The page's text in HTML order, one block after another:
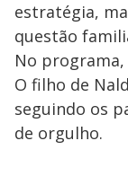
estratégia,
questão
No programa,
O filho de
seguindo os
de orgulho.